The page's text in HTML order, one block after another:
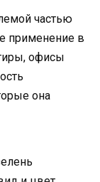
частью
применение в
офисы
она